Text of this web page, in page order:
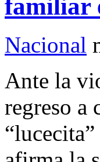
familiar
Nacional
Ante la
regreso a